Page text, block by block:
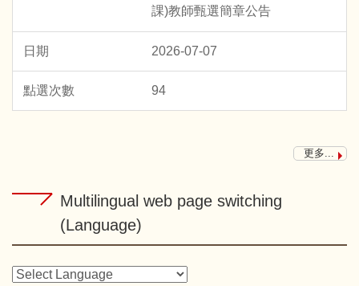
課)教師甄選簡章公告
2026-07-07
94
更多...
Multilingual web page switching
(Language)